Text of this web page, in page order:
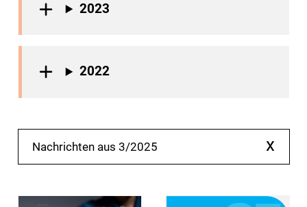
2023
2022
Nachrichten aus 3/2025 x